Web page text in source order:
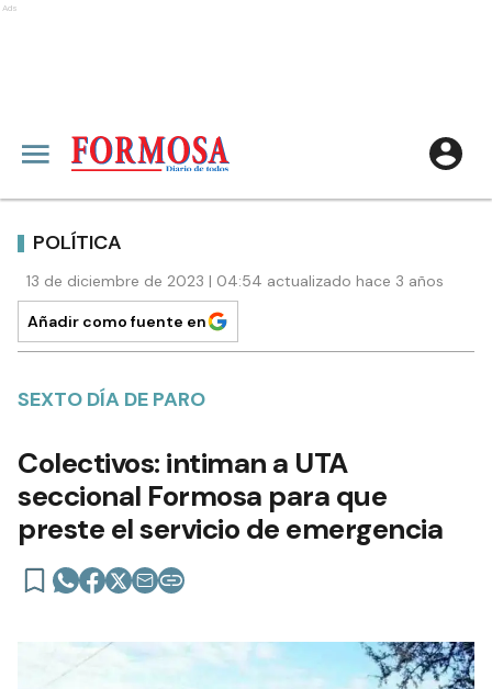
Ads
POLÍTICA
13 de diciembre de 2023 | 04:54 actualizado hace 3 años
Añadir como fuente en
SEXTO DÍA DE PARO
Colectivos: intiman a UTA
seccional Formosa para que
preste el servicio de emergencia